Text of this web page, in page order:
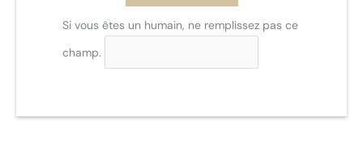
Si vous êtes un humain, ne remplissez pas ce
champ.